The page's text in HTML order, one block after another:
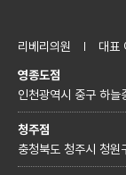
리베리의원
대표
영종도점
인천광역시 중구 하
청주점
충청북도 청주시 청